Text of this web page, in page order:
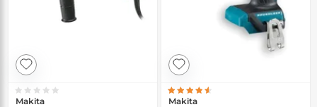
Makita
Makita